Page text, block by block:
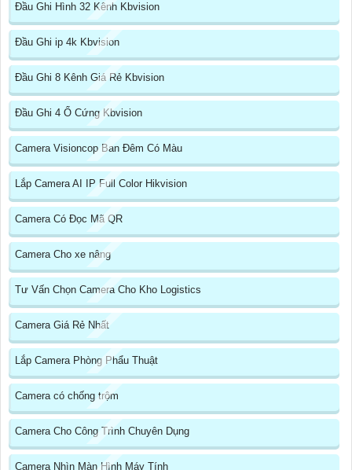
Đầu Ghi Hình 32 Kênh Kbvision
Đầu Ghi ip 4k Kbvision
Đầu Ghi 8 Kênh Giá Rẻ Kbvision
Đầu Ghi 4 Ổ Cứng Kbvision
Camera Visioncop Ban Đêm Có Màu
Lắp Camera AI IP Full Color Hikvision
Camera Có Đọc Mã QR
Camera Cho xe nâng
Tư Vấn Chọn Camera Cho Kho Logistics
Camera Giá Rẻ Nhất
Lắp Camera Phòng Phẩu Thuật
Camera có chống trộm
Camera Cho Công Trình Chuyên Dụng
Camera Nhìn Màn Hình Máy Tính